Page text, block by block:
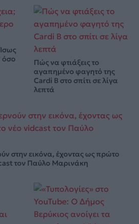
όσο
Πώς να φτιάξεις το
αγαπημένο φαγητό της
Cardi B στο σπίτι σε λίγα
λεπτά
στην εικόνα, έχοντας ως πρώτο
τον Παύλο Μαρινάκη